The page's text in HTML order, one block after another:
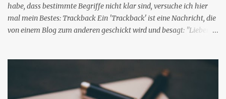
habe, dass bestimmte Begriffe nicht klar sind, versuche ich hier
mal mein Bestes: Trackback Ein 'Trackback' ist eine Nachricht, die
von einem Blog zum anderen geschickt wird und besagt: "Lieber
was ich zu deinem Inhalt zu sagen hatte." Diese
Nachrichtenfunktion wird 'angestoßen' in dem 'mein' Blog an die